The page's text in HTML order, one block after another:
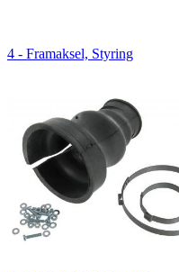
4 - Framaksel, Styring